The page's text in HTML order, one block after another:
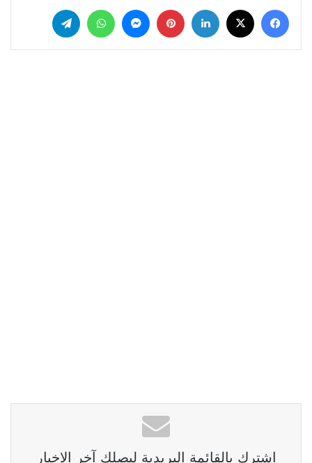
فيسبوك لينكدإن بينتيريست
ماسنجر واتساب
اشترك بالقائمة البريدية ليصلك آخر الاخبار